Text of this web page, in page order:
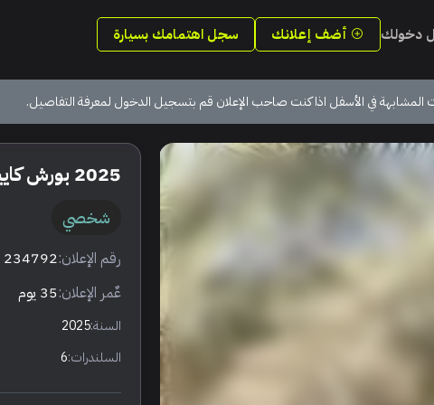
دخولك أضف إعلانك سجل اهتمامك بسيارة
المشابهة في الأسفل اذا كنت صاحب الإعلان قم بتسجيل الدخول لمعرفة التفاصيل.
2025 بورش كايين كوبيه
شخصي
رقم الإعلان:234792
عٌمر الإعلان:35 يوم
السنة:2025
السلندرات:6